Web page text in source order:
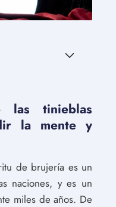
tinieblas
la mente y
de brujería es un
naciones, y es un
miles de años. De